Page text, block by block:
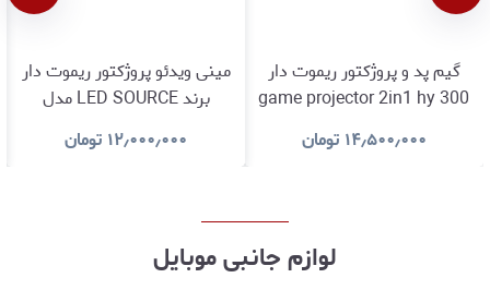
گیم پد و پروژکتور ریموت دار
game projector 2in1 hy 300
proباگارانتی اصالت و سلامت
کالا
۱۴٫۵۰۰٫۰۰۰ تومان
مینی ویدئو پروژکتور ریموت دار
برند LED SOURCE مدل
YT500 با گارانتی اصالت
وسلامت کالا
۱۲٫۰۰۰٫۰۰۰ تومان
لوازم جانبی موبایل